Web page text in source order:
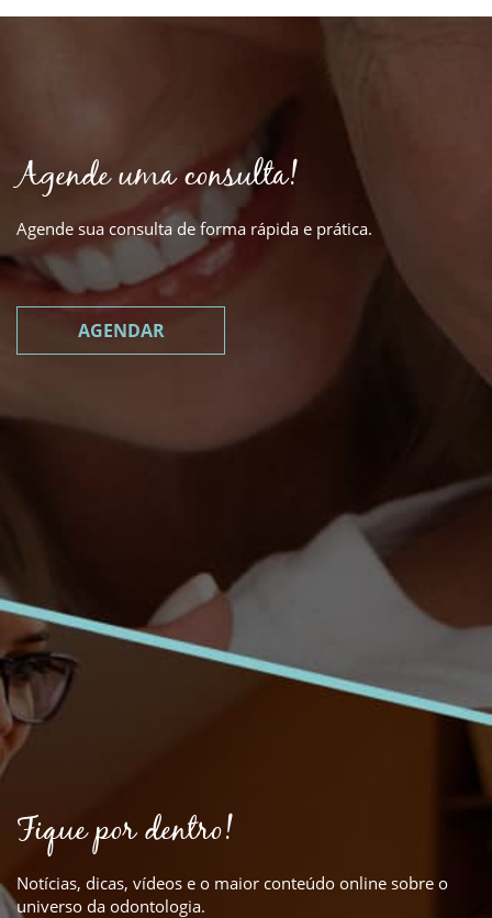
Agende uma consulta!
Agende sua consulta de forma rápida e prática.
AGENDAR
Fique por dentro!
Notícias, dicas, vídeos e o maior conteúdo online sobre o
universo da odontologia.